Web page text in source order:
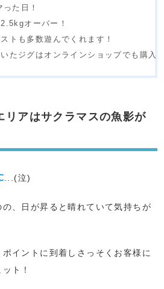
た日！
オーバー！
トも多数遊んでくれます！
たジグはオンラインショップでも購入
リアはサクラマスの魚影が
...(泣)
、日が昇ると晴れていて気持ちが
イントに到着しさっそくお客様に
ト！